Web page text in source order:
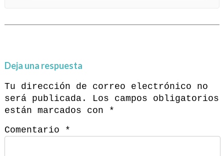
Deja una respuesta
Tu dirección de correo electrónico no
será publicada.
Los campos obligatorios
están marcados con
*
Comentario
*